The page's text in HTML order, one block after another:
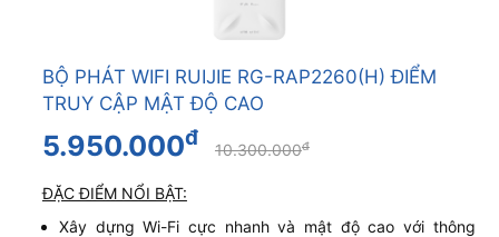
BỘ PHÁT WIFI RUIJIE RG-RAP2260(H) ĐIỂM
TRUY CẬP MẬT ĐỘ CAO
5.950.000đ 10.300.000đ
ĐẶC ĐIỂM NỔI BẬT:
Xây dựng Wi-Fi cực nhanh và mật độ cao với thông